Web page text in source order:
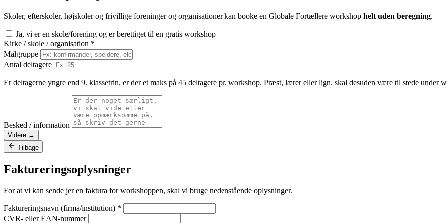
Skoler, efterskoler, højskoler og frivillige foreninger og organisationer kan booke en Globale Fortællere workshop helt uden beregning.
Ja, vi er en skole/forening og er berettiget til en gratis workshop
Kirke / skole / organisation *
Målgruppe
Antal deltagere
Er deltagerne yngre end 9. klassetrin, er der et maks på 45 deltagere pr. workshop. Præst, lærer eller lign. skal desuden være til stede under
Besked / information
Videre →
Tilbage
Faktureringsoplysninger
For at vi kan sende jer en faktura for workshoppen, skal vi bruge nedenstående oplysninger.
Faktureringsnavn (firma/institution) *
CVR- eller EAN-nummer